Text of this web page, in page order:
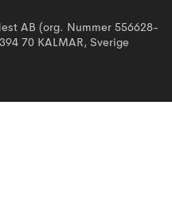
AB (org. Nummer 556628-
70 KALMAR, Sverige